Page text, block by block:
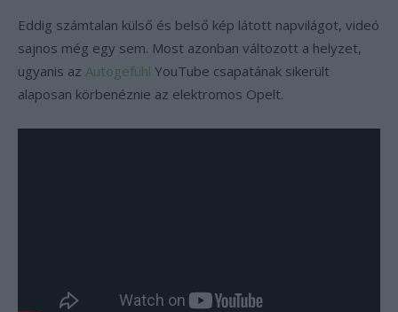
Eddig számtalan külső és belső kép látott napvilágot, videó
sajnos még egy sem. Most azonban változott a helyzet,
ugyanis az Autogefühl YouTube csapatának sikerült
alaposan körbenéznie az elektromos Opelt.